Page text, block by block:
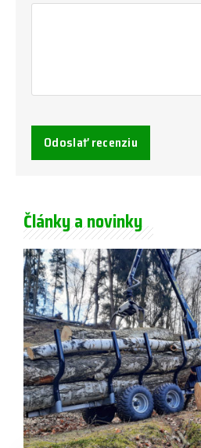
Odoslať recenziu
Články a novinky